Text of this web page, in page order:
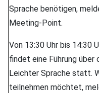
Sprache benötigen,
Meeting-Point.
Von 13:30 Uhr bis 14:30
findet eine Führung über
Leichter Sprache statt.
teilnehmen möchtet,